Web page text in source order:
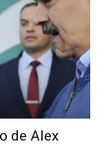
de Alex